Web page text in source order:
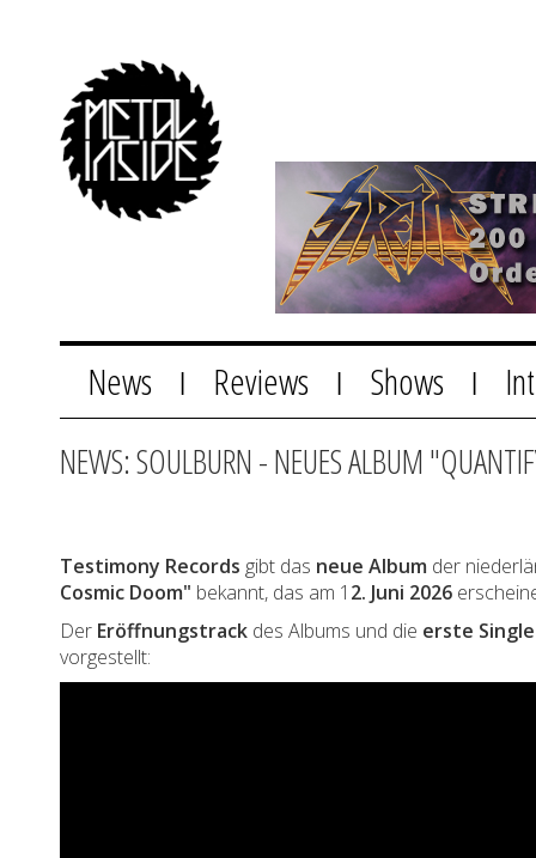
News Reviews Shows
NEWS: SOULBURN - NEUES ALBUM
Testimony Records gibt das neue Album der
Cosmic Doom" bekannt, das am 1 2. Juni 2026
Der Eröffnungstrack des Albums und die erste Single
vorgestellt: